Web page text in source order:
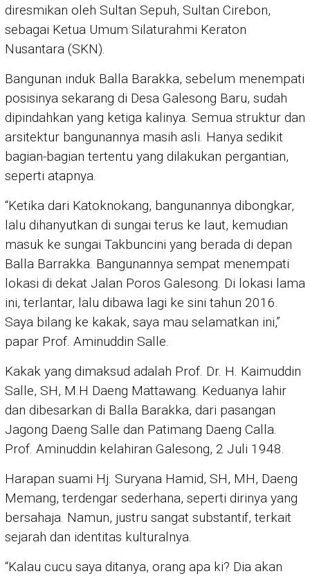
diresmikan oleh Sultan Sepuh, Sultan Cirebon,
sebagai Ketua Umum Silaturahmi Keraton
Nusantara (SKN).
Bangunan induk Balla Barakka, sebelum menempati
posisinya sekarang di Desa Galesong Baru, sudah
dipindahkan yang ketiga kalinya. Semua struktur dan
arsitektur bangunannya masih asli. Hanya sedikit
bagian-bagian tertentu yang dilakukan pergantian,
seperti atapnya.
“Ketika dari Katoknokang, bangunannya dibongkar,
lalu dihanyutkan di sungai terus ke laut, kemudian
masuk ke sungai Takbuncini yang berada di depan
Balla Barrakka. Bangunannya sempat menempati
lokasi di dekat Jalan Poros Galesong. Di lokasi lama
ini, terlantar, lalu dibawa lagi ke sini tahun 2016.
Saya bilang ke kakak, saya mau selamatkan ini,”
papar Prof. Aminuddin Salle.
Kakak yang dimaksud adalah Prof. Dr. H. Kaimuddin
Salle, SH, M.H Daeng Mattawang. Keduanya lahir
dan dibesarkan di Balla Barakka, dari pasangan
Jagong Daeng Salle dan Patimang Daeng Calla.
Prof. Aminuddin kelahiran Galesong, 2 Juli 1948.
Harapan suami Hj. Suryana Hamid, SH, MH, Daeng
Memang, terdengar sederhana, seperti dirinya yang
bersahaja. Namun, justru sangat substantif, terkait
sejarah dan identitas kulturalnya.
“Kalau cucu saya ditanya, orang apa ki? Dia akan